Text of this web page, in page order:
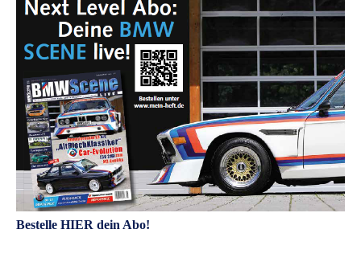
Bestelle HIER dein Abo!